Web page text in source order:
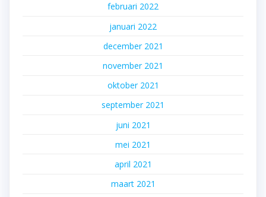
februari 2022
januari 2022
december 2021
november 2021
oktober 2021
september 2021
juni 2021
mei 2021
april 2021
maart 2021